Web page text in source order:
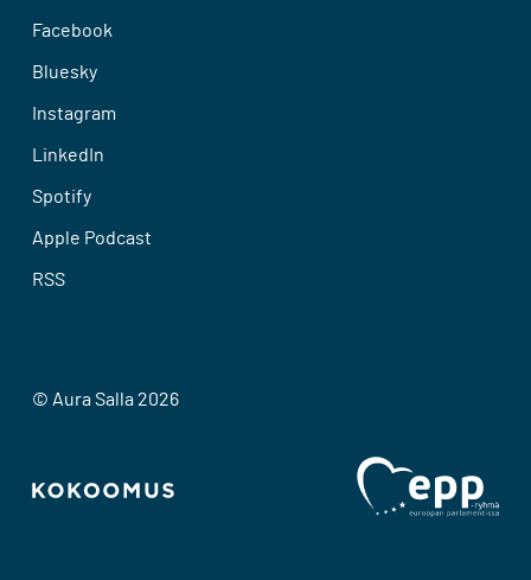
Facebook
Bluesky
Instagram
LinkedIn
Spotify
Apple Podcast
RSS
© Aura Salla 2026